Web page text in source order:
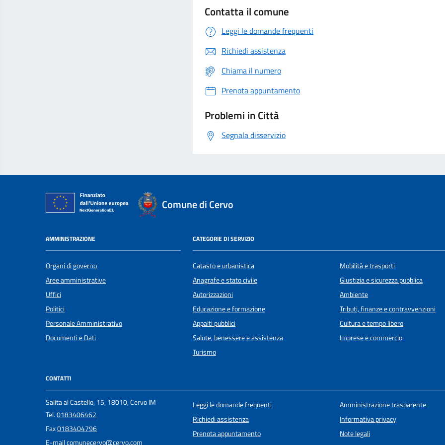
Contatta il comune
Leggi le domande frequenti
Richiedi assistenza
Chiama il numero
Prenota appuntamento
Problemi in Città
Segnala disservizio
Comune di Cervo
AMMINISTRAZIONE
Organi di governo
Aree amministrative
Uffici
Politici
Personale Amministrativo
Documenti e Dati
CATEGORIE DI SERVIZIO
Catasto e urbanistica
Anagrafe e stato civile
Autorizzazioni
Educazione e formazione
Appalti pubblici
Salute, benessere e assistenza
Turismo
Mobilità e trasporti
Giustizia e sicurezza pubblica
Ambiente
Tributi, finanze e contravvenzioni
Cultura e tempo libero
Imprese e commercio
CONTATTI
Salita al Castello, 15, 18010, Cervo IM
Tel.0183406462
Fax0183404796
E-mailcomunecervo@cervo.com
Leggi le domande frequenti
Richiedi assistenza
Prenota appuntamento
Amministrazione trasparente
Informativa privacy
Note legali